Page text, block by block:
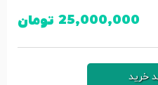
25,000,000 تومان
خرید